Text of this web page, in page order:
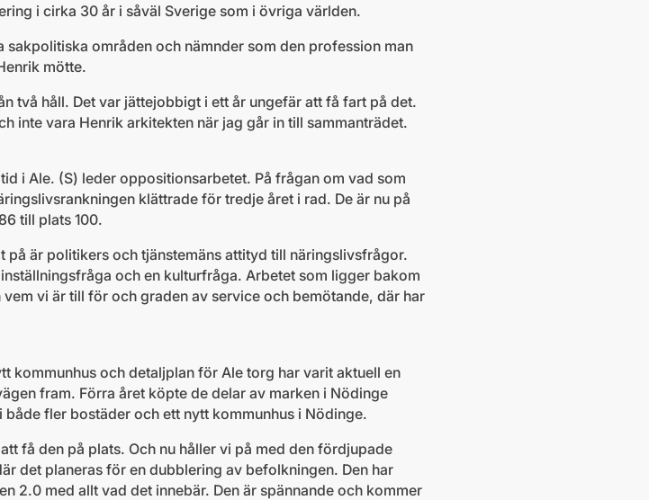
i cirka 30 år i såväl Sverige som i övriga världen.
områden och nämnder som den profession man
mötte.
två håll. Det var jättejobbigt i ett år ungefär att få fart på det.
inte vara Henrik arkitekten när jag går in till sammanträdet.
i Ale. (S) leder oppositionsarbetet. På frågan om vad som
klättrade för tredje året i rad. De är nu på
till plats 100.
på är politikers och tjänstemäns attityd till näringslivsfrågor.
och en kulturfråga. Arbetet som ligger bakom
vi är till för och graden av service och bemötande, där har
kommunhus och detaljplan för Ale torg har varit aktuell en
fram. Förra året köpte de delar av marken i Nödinge
fler bostäder och ett nytt kommunhus i Nödinge.
få den på plats. Och nu håller vi på med den fördjupade
det planeras för en dubblering av befolkningen. Den har
2.0 med allt vad det innebär. Den är spännande och kommer